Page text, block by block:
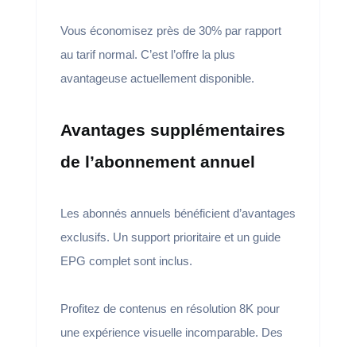
Vous économisez près de 30% par rapport
au tarif normal. C’est l’offre la plus
avantageuse actuellement disponible.
Avantages supplémentaires
de l’abonnement annuel
Les abonnés annuels bénéficient d’avantages
exclusifs. Un support prioritaire et un guide
EPG complet sont inclus.
Profitez de contenus en résolution 8K pour
une expérience visuelle incomparable. Des